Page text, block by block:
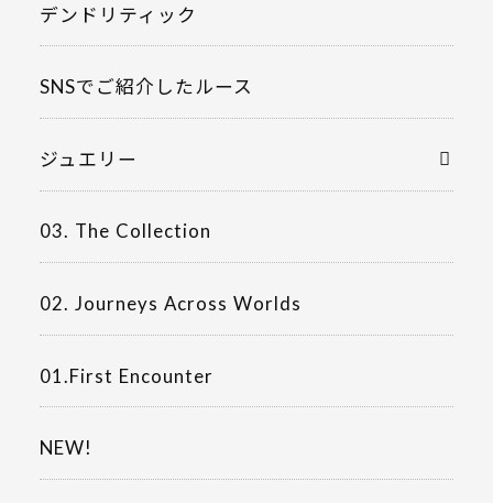
デンドリティック
SNSでご紹介したルース
ジュエリー
03. The Collection
02. Journeys Across Worlds
01.First Encounter
NEW!